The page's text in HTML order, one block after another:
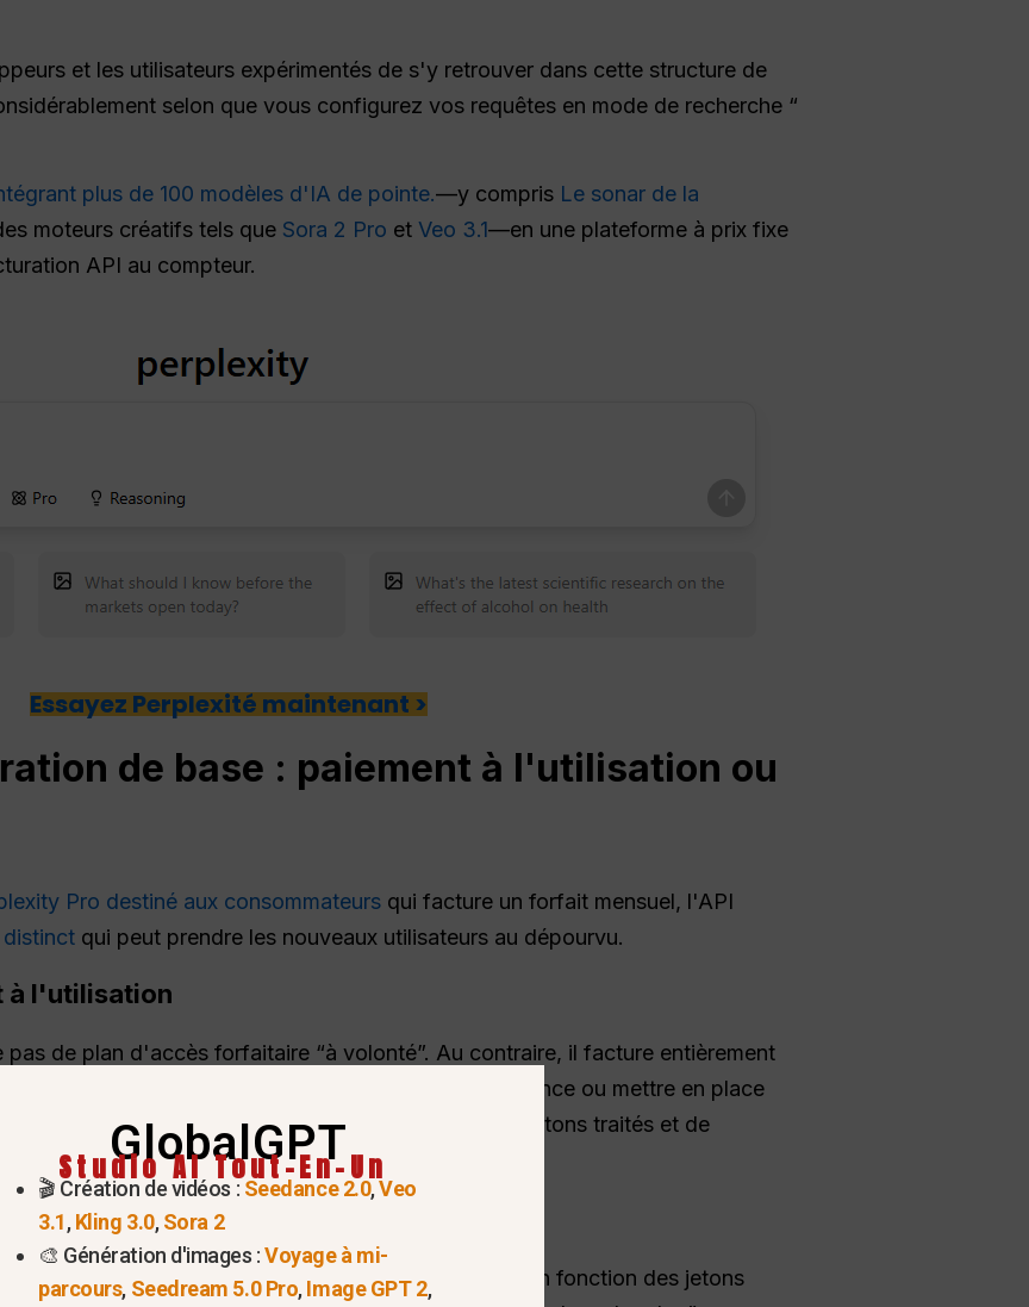
et les utilisateurs expérimentés de s'y retrouver dans cette structure de
selon que vous configurez vos requêtes en mode de recherche “
plus de 100 modèles d'IA de pointe.—y compris Le sonar de la
moteurs créatifs tels que Sora 2 Pro et Veo 3.1—en une plateforme à prix fixe
API au compteur.
Essayez Perplexité maintenant >
de base : paiement à l'utilisation ou
Pro destiné aux consommateurs qui facture un forfait mensuel, l'API
distinct qui peut prendre les nouveaux utilisateurs au dépourvu.
à l'utilisation
pas de plan d'accès forfaitaire “à volonté”. Au contraire, il facture entièrement
signifie que vous devez acheter des crédits à l'avance ou mettre en place
pour être facturé sur la base du nombre exact de jetons traités et de
des crédits de votre solde. Ces crédits sont déduits en fonction des jetons
GlobalGPT
Studio AI Tout-En-Un
🎬 Création de vidéos : Seedance 2.0,Veo
3.1,Kling 3.0,Sora 2
🎨 Génération d'images :Voyage à mi-
parcours, Seedream 5.0 Pro,Image GPT 2,